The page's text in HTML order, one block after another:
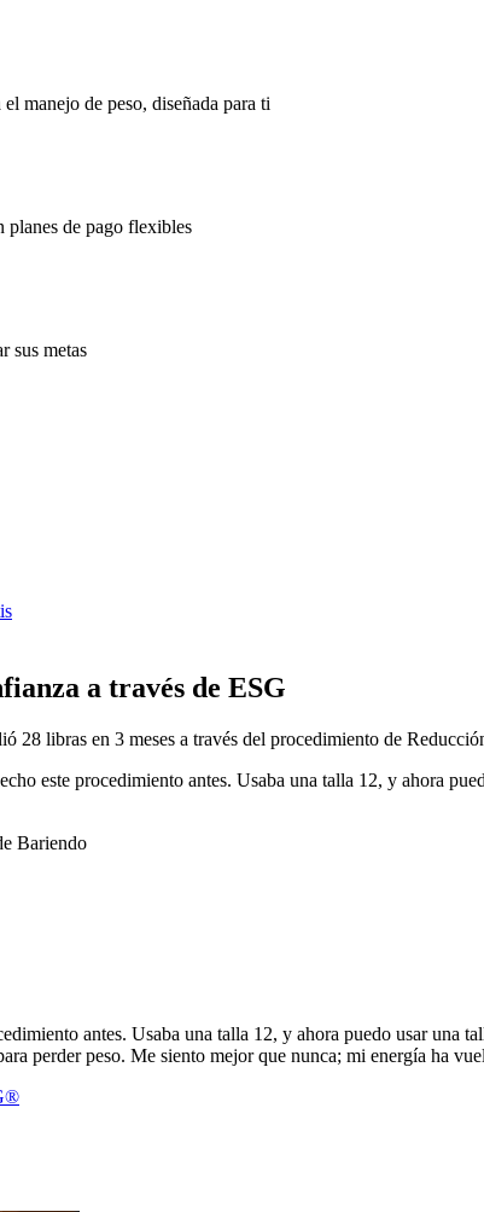
manejo de peso, diseñada para ti
planes de pago flexibles
sus metas
a través de ESG
este procedimiento antes. Usaba una talla 12, y ahora
Bariendo
antes. Usaba una talla 12, y ahora puedo usar una
perder peso. Me siento mejor que nunca; mi energía ha